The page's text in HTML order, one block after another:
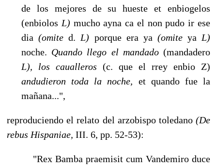
de los mejores de su hueste et enbiogelos
(enbiolos L) mucho ayna ca el non pudo ir ese
dia(omited. L) porque era ya (omite ya L)
noche. Quando llego el mandado(mandadero
L), los caualleros (c. que el rrey enbio Z)
andudieron toda la noche, et quando fue la
mañana...",
reproduciendo el relato del arzobispo toledano (De
rebus Hispaniae, III. 6, pp. 52-53):
"Rex Bamba praemisit cum Vandemiro duce